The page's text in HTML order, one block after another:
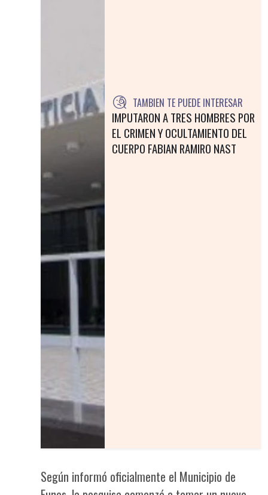
TAMBIEN TE PUEDE INTERESAR
IMPUTARON A TRES HOMBRES POR
EL CRIMEN Y OCULTAMIENTO DEL
CUERPO FABIAN RAMIRO NAST
Según informó oficialmente el Municipio de